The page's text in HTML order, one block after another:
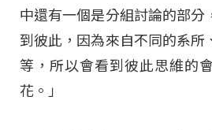
中還有一個是分組討論的部分
到彼此，因為來自不同的系所
等，所以會看到彼此思維的
花。」